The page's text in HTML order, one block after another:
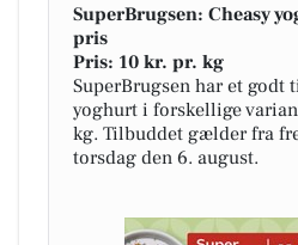
SuperBrugsen: Cheasy
pris
Pris: 10 kr. pr. kg
SuperBrugsen har et godt
yoghurt i forskellige
kg. Tilbuddet gælder fra
torsdag den 6. august.